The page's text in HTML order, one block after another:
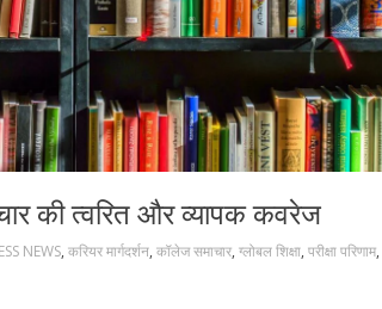
की त्वरित और व्यापक कवरेज
NEWS, करियर मार्गदर्शन, कॉलेज समाचार, ग्लोबल शिक्षा, परीक्षा परिणाम,